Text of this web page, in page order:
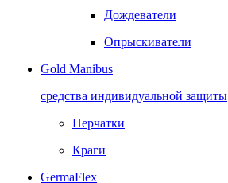
Дождеватели
Опрыскиватели
Gold Manibus
средства индивидуальной защиты
Перчатки
Краги
GermaFlex